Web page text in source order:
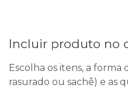
Incluir produto no
Escolha os itens, a forma
rasurado ou sachê) e as